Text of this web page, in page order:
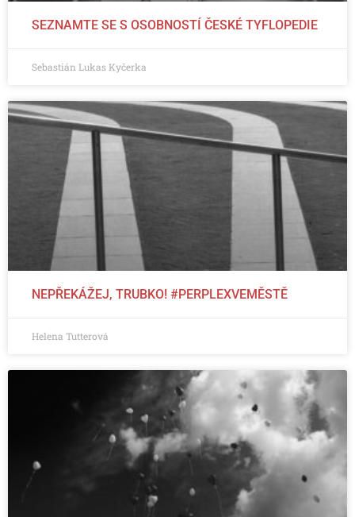
SEZNAMTE SE S OSOBNOSTÍ ČESKÉ TYFLOPEDIE
Sebastián Lukas Kyčerka
NEPŘEKÁŽEJ, TRUBKO! #PERPLEXVEMĚSTĚ
Helena Tutterová